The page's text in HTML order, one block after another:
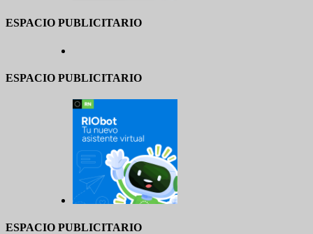
ESPACIO PUBLICITARIO
ESPACIO PUBLICITARIO
ESPACIO PUBLICITARIO